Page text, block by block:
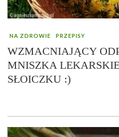
NA ZDROWIE PRZEPISY
WZMACNIAJĄCY
MNISZKA
SŁOICZKU :)